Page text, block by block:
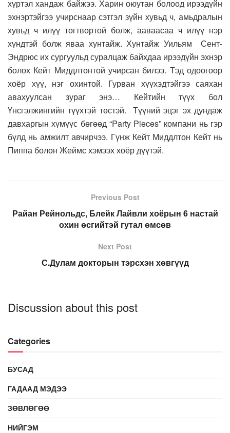
хүртэл хандаж байжээ. Харин оюутан болоод ирээдүйн
эхнэртэйгээ учирснаар сэтгэл зүйн хувьд ч, амьдралын
хувьд ч илүү тогтвортой болж, ааваасаа ч илүү нэр
хүндтэй болж яваа хунтайж. Хунтайж Уильям Сент-
Эндрюс их сургуульд суралцаж байхдаа ирээдүйн эхнэр
болох Кейт Миддлтонтой учирсан билээ. Тэд одоогоор
хоёр хүү, нэг охинтой. Гурван хүүхэдтэйгээ саяхан
авахуулсан зураг энэ… Кейтийн түүх бол
Үнсгэлжингийн түүхтэй төстэй. Түүний эцэг эх дундаж
давхаргын хүмүүс бөгөөд “Party Pieces” компани нь гэр
бүлд нь амжилт авчирчээ. Гүнж Кейт Миддлтон Кейт нь
Пиппа болон Жеймс хэмээх хоёр дүүтэй.
Previous Post
Райан Рейнольдс, Блейк Лайвли хоёрын 6 настай
охин өсгийтэй гутал өмсөв
Next Post
С.Дулам докторын тэрсхэн хөвгүүд
Discussion about this post
Categories
БУСАД
ГАДААД МЭДЭЭ
ЗӨВЛӨГӨӨ
НИЙГЭМ